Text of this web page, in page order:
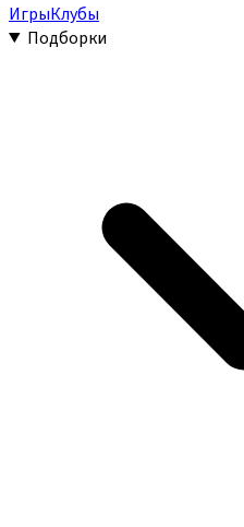
ИгрыКлубы
Подборки